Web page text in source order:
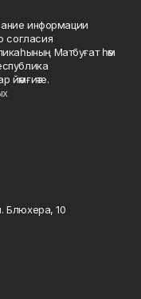
информации
согласия
Матбуғат һәм
йәмғиәте.
Блюхера, 10